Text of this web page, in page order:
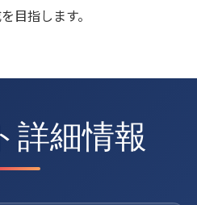
目指します。
詳細情報